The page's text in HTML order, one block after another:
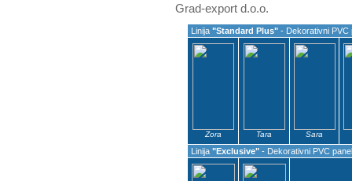
Grad-export d.o.o.
Linija "Standard Plus" - Dekorativni PVC
Zora Tara Sara
Linija "Exclusive" - Dekorativni PVC